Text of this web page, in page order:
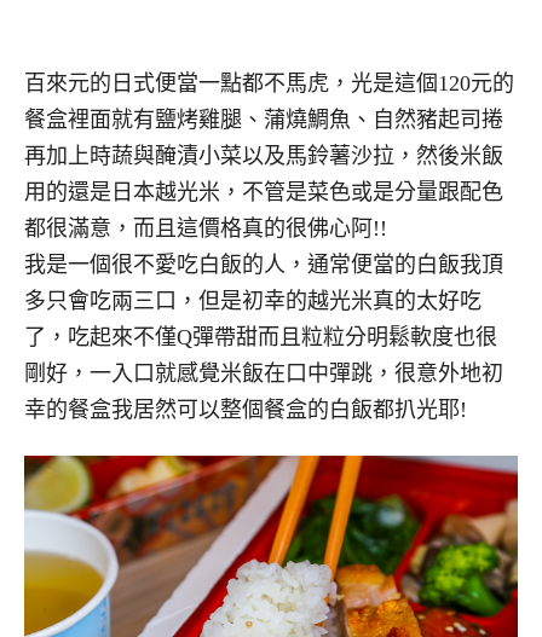
百來元的日式便當一點都不馬虎，光是這個120元的
餐盒裡面就有鹽烤雞腿、蒲燒鯛魚、自然豬起司捲
再加上時蔬與醃漬小菜以及馬鈴薯沙拉，然後米飯
用的還是日本越光米，不管是菜色或是分量跟配色
都很滿意，而且這價格真的很佛心阿!!
我是一個很不愛吃白飯的人，通常便當的白飯我頂
多只會吃兩三口，但是初幸的越光米真的太好吃
了，吃起來不僅Q彈帶甜而且粒粒分明鬆軟度也很
剛好，一入口就感覺米飯在口中彈跳，很意外地初
幸的餐盒我居然可以整個餐盒的白飯都扒光耶!